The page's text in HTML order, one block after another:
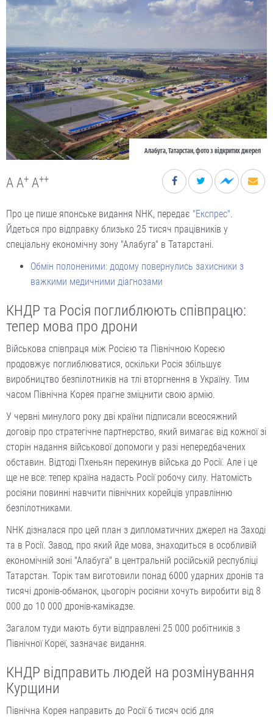
Алабуга, Татарстан, фото з відкритих джерел
A A+ A++
Про це пише японське видання NHK, передає "Експрес".
Йдеться про відправку близько 25 тисяч працівників у
спеціальну економічну зону "Алабуга" в Татарстані.
Обмін полоненими: додому повернулись захисники з
важкими медичними діагнозами
КНДР та Росія поглиблюють співпрацю:
тепер мова про дрони
Військова співпраця між Росією та Північною Кореєю
продовжує поглиблюватися, оскільки Росія збільшує
виробництво безпілотників на тлі вторгнення в Україну. Тим
часом Північна Корея прагне зміцнити свою армію.
У червні минулого року дві країни підписали всеосяжний
договір про стратегічне партнерство, який вимагає від кожної зі
сторін надання військової допомоги у разі непередбачених
обставин. Відтоді Пхеньян перекинув війська до Росії. Але і це
ще не все: тепер країна надасть Росії робочу силу. Натомість
росіяни повинні навчити північних корейців управлінню
безпілотниками.
NHK дізналася про цей план з дипломатичних джерел на Заході
та в Росії. Завод, про який йде мова, знаходиться в особливій
економічній зоні "Алабуга" в центральній російській республіці
Татарстан. Торік там виготовили понад 6000 ударних дронів та
тисячі дронів-обманок, цьогоріч росіяни хочуть виробити від 8
000 до 10 000 дронів-камікадзе.
Загалом туди мають бути відправлені 25 000 робітників з
Північної Кореї, зазначає видання.
КНДР відправить людей на розмінування
Курщини
Північна Корея направить до Росії 6 тисяч осіб для